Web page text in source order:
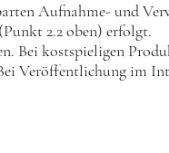
Aufnahme- und
2.2 oben) erfolgt.
Bei kostspieligen
Veröffentlichung im